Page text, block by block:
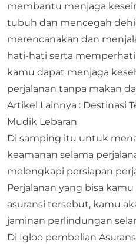
membantu menjaga
tubuh dan mencegah
merencanakan dan
hati-hati serta
kamu dapat menjaga
perjalanan tanpa makan
Artikel Lainnya : Destinasi
Mudik Lebaran
Di samping itu untuk
keamanan selama
melengkapi persiapan
Perjalanan yang bisa
asuransi tersebut, kamu
jaminan perlindungan
Di Igloo pembelian